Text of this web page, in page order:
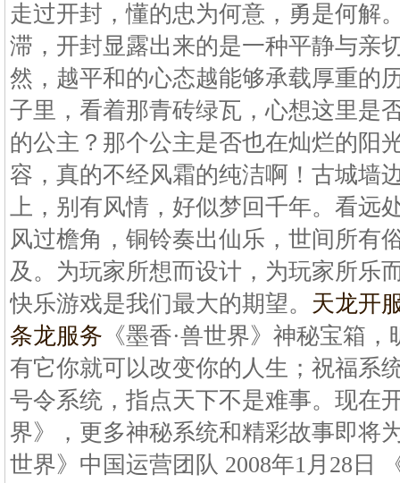
走过开封，懂的忠为何意，勇是何解
滞，开封显露出来的是一种平静与亲
然，越平和的心态越能够承载厚重的
子里，看着那青砖绿瓦，心想这里是
的公主？那个公主是否也在灿烂的阳
容，真的不经风霜的纯洁啊！古城墙
上，别有风情，好似梦回千年。看远
风过檐角，铜铃奏出仙乐，世间所有
及。为玩家所想而设计，为玩家所乐
快乐游戏是我们最大的期望。 天龙开
条龙服务 《墨香·兽世界》神秘宝箱
有它你就可以改变你的人生；祝福系
号令系统，指点天下不是难事。现在
界》，更多神秘系统和精彩故事即将
世界》中国运营团队 2008年1月28日